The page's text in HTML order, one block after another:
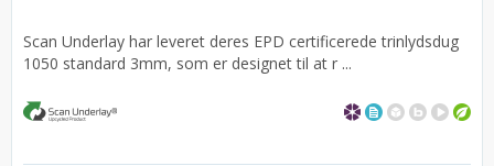
Scan Underlay har leveret deres EPD certificerede trinlydsdug
1050 standard 3mm, som er designet til at r ...